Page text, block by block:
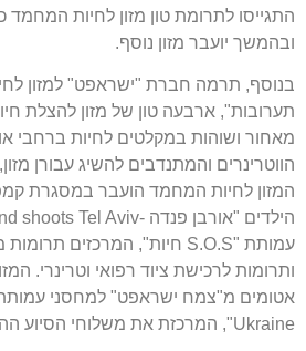
התגייסו לתרומת טון מזון לחיות
ובהמשך יועבר מזון נוסף.
בנוסף, תרמה חברת "ישראפט" למזון
תערובות", ארבעה טון של מזון להצלת
מאחור ושוהות במקלטים לחיות ברחבי
הווטרינרים והמתנדבים להשיג עבורן מזון,
המזון לחיות המחמד הועבר במסגרת
הילדים "אורבן פנדה -Roots and shoots Tel Aviv "
עמותת "S.O.S חיות", המרכזים תרומות
ותרומות לרכישת ציוד רפואי וטרינרי.
אטומים מ"צמח ישראפט" למחסני
Ukraine",
המרכזת את משלוחי הסיוע